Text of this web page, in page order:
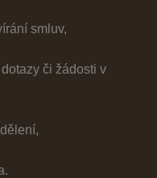
smluv,
či žádosti v